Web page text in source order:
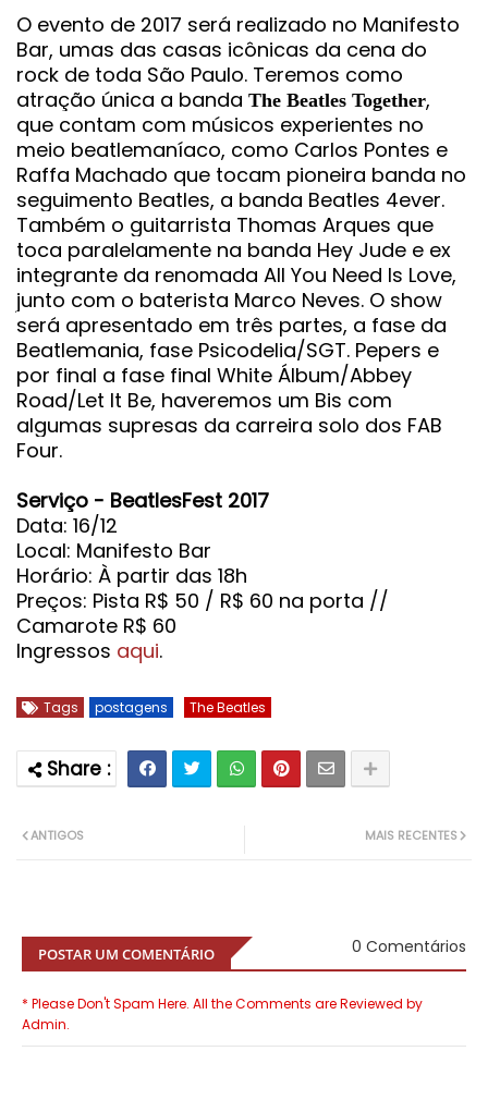
O evento de 2017 será realizado no Manifesto
Bar, umas das casas icônicas da cena do
rock de toda São Paulo. Teremos como
atração única a banda The Beatles Together,
que contam com músicos experientes no
meio beatlemaníaco, como Carlos Pontes e
Raffa Machado que tocam pioneira banda no
seguimento Beatles, a banda Beatles 4ever.
Também o guitarrista Thomas Arques que
toca paralelamente na banda Hey Jude e ex
integrante da renomada All You Need Is Love,
junto com o baterista Marco Neves. O show
será apresentado em três partes, a fase da
Beatlemania, fase Psicodelia/SGT. Pepers e
por final a fase final White Álbum/Abbey
Road/Let It Be, haveremos um Bis com
algumas supresas da carreira solo dos FAB
Four.
Serviço - BeatlesFest 2017
Data: 16/12
Local: Manifesto Bar
Horário: À partir das 18h
Preços: Pista R$ 50 / R$ 60 na porta //
Camarote R$ 60
Ingressos aqui.
Tags postagens The Beatles
MAIS RECENTES
ANTIGOS
POSTAR UM COMENTÁRIO 0 Comentários
* Please Don't Spam Here. All the Comments are Reviewed by
Admin.